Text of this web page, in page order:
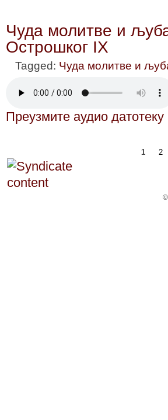
Чуда молитве и
Острошког IX
Tagged: Чуда молитве и
Преузмите аудио датотеку
1 2